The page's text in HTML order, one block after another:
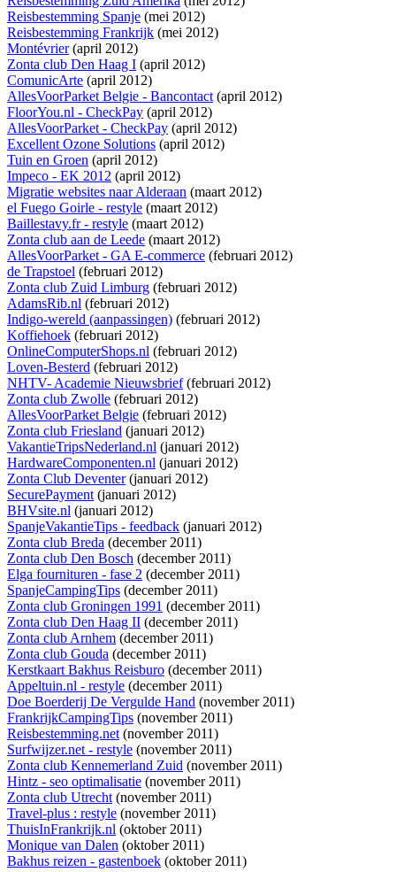
Reisbestemming Spanje (mei 2012)
Reisbestemming Frankrijk (mei 2012)
Montévrier(april 2012)
Zonta club Den Haag I (april 2012)
ComunicArte (april 2012)
AllesVoorParket Belgie - Bancontact(april 2012)
FloorYou.nl - CheckPay (april 2012)
AllesVoorParket - CheckPay (april 2012)
Excellent Ozone Solutions (april 2012)
Tuin en Groen (april 2012)
Impeco - EK 2012 (april 2012)
Migratie websites naar Alderaan (maart 2012)
el Fuego Goirle - restyle (maart 2012)
Baillestavy.fr - restyle (maart 2012)
Zonta club aan de Leede (maart 2012)
AllesVoorParket - GA E-commerce (februari 2012)
de Trapstoel (februari 2012)
Zonta club Zuid Limburg (februari 2012)
AdamsRib.nl (februari 2012)
Indigo-wereld (aanpassingen) (februari 2012)
Koffiehoek (februari 2012)
OnlineComputerShops.nl (februari 2012)
Loven-Besterd (februari 2012)
NHTV- Academie Nieuwsbrief(februari 2012)
Zonta club Zwolle (februari 2012)
AllesVoorParket Belgie (februari 2012)
Zonta club Friesland (januari 2012)
VakantieTripsNederland.nl (januari 2012)
HardwareComponenten.nl (januari 2012)
Zonta Club Deventer(januari 2012)
SecurePayment(januari 2012)
BHVsite.nl (januari 2012)
SpanjeVakantieTips - feedback (januari 2012)
Zonta club Breda (december 2011)
Zonta club Den Bosch (december 2011)
Elga fournituren - fase 2 (december 2011)
SpanjeCampingTips (december 2011)
Zonta club Groningen 1991 (december 2011)
Zonta club Den Haag II (december 2011)
Zonta club Arnhem (december 2011)
Zonta club Gouda (december 2011)
Kerstkaart Bakhus Reisburo (december 2011)
Appeltuin.nl - restyle (december 2011)
Doe Boerderij De Vergulde Hand (november 2011)
FrankrijkCampingTips (november 2011)
Reisbestemming.net(november 2011)
Surfwijzer.net - restyle (november 2011)
Zonta club Kennemerland Zuid (november 2011)
Hintz - seo optimalisatie (november 2011)
Zonta club Utrecht(november 2011)
Travel-plus : restyle (november 2011)
ThuisInFrankrijk.nl (oktober 2011)
Monique van Dalen (oktober 2011)
Bakhus reizen - gastenboek (oktober 2011)